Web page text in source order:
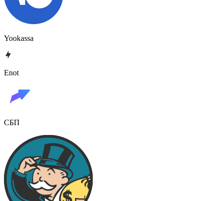
Yookassa
Enot
СБП